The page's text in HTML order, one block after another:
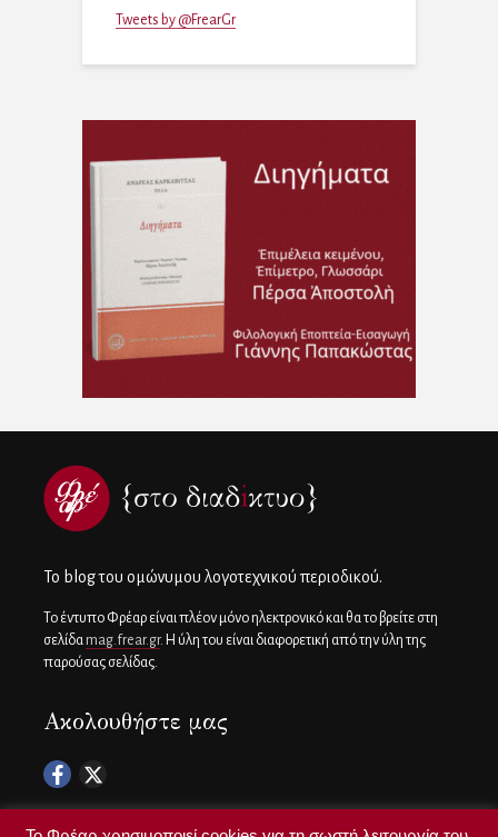
Tweets by @FrearGr
To blog του ομώνυμου λογοτεχνικού περιοδικού.
Το έντυπο Φρέαρ είναι πλέον μόνο ηλεκτρονικό και θα το βρείτε στη
σελίδα mag.frear.gr. Η ύλη του είναι διαφορετική από την ύλη της
παρούσας σελίδας.
Ακολουθήστε μας